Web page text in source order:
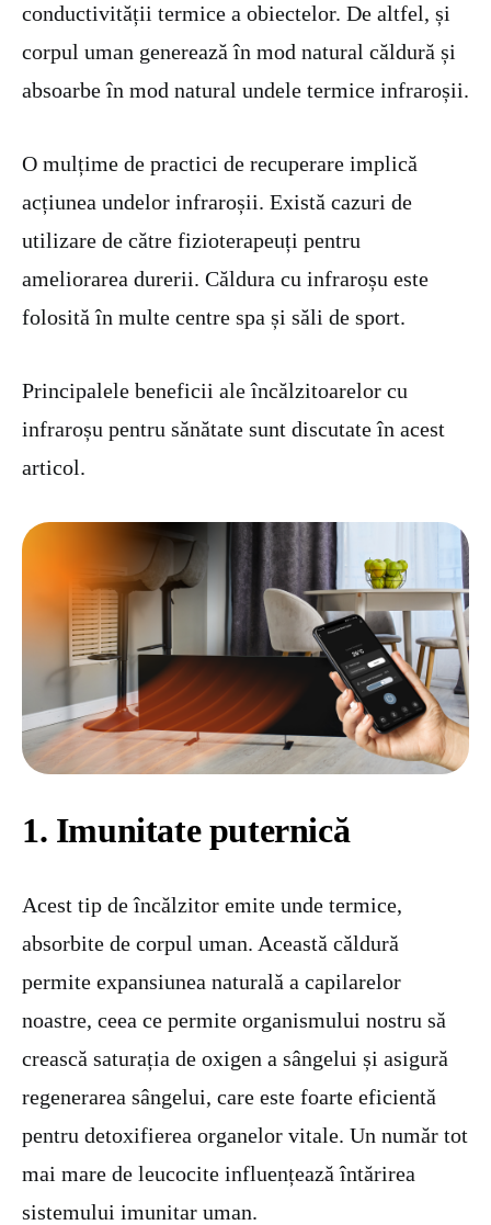
conductivității termice a obiectelor. De altfel, și
corpul uman generează în mod natural căldură și
absoarbe în mod natural undele termice infraroșii.
O mulțime de practici de recuperare implică
acțiunea undelor infraroșii. Există cazuri de
utilizare de către fizioterapeuți pentru
ameliorarea durerii. Căldura cu infraroșu este
folosită în multe centre spa și săli de sport.
Principalele beneficii ale încălzitoarelor cu
infraroșu pentru sănătate sunt discutate în acest
articol.
1. Imunitate puternică
Acest tip de încălzitor emite unde termice,
absorbite de corpul uman. Această căldură
permite expansiunea naturală a capilarelor
noastre, ceea ce permite organismului nostru să
crească saturația de oxigen a sângelui și asigură
regenerarea sângelui, care este foarte eficientă
pentru detoxifierea organelor vitale. Un număr tot
mai mare de leucocite influențează întărirea
sistemului imunitar uman.